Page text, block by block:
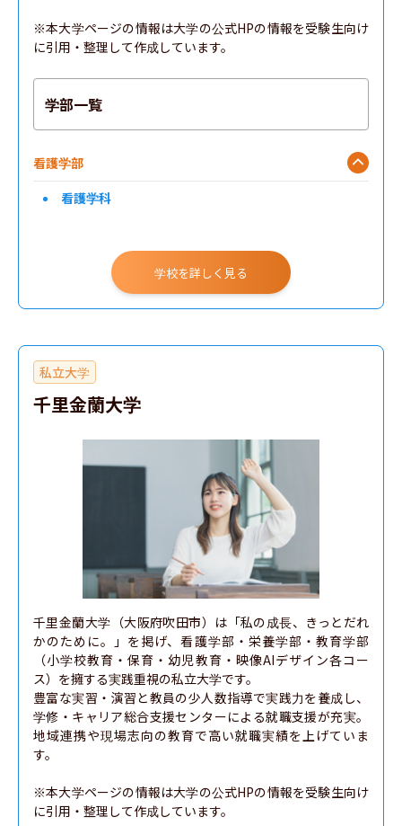
※本大学ページの情報は大学の公式HPの情報を受験生向け
に引用・整理して作成しています。
学部一覧
看護学部
看護学科
学校を詳しく見る
私立大学
千里金蘭大学
千里金蘭大学（大阪府吹田市）は「私の成長、きっとだれ
かのために。」を掲げ、看護学部・栄養学部・教育学部
（小学校教育・保育・幼児教育・映像AIデザイン各コー
ス）を擁する実践重視の私立大学です。
豊富な実習・演習と教員の少人数指導で実践力を養成し、
学修・キャリア総合支援センターによる就職支援が充実。
地域連携や現場志向の教育で高い就職実績を上げていま
す。
※本大学ページの情報は大学の公式HPの情報を受験生向け
に引用・整理して作成しています。